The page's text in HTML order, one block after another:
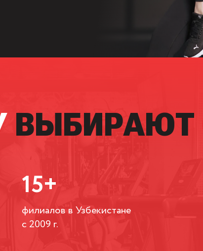
ВЫБИРАЮТ
филиалов в Узбекистане
с 2009 г.
15+